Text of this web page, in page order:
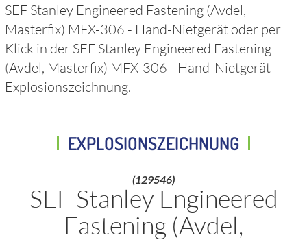
SEF Stanley Engineered Fastening (Avdel,
Masterfix) MFX-306 - Hand-Nietgerät oder per
Klick in der SEF Stanley Engineered Fastening
(Avdel, Masterfix) MFX-306 - Hand-Nietgerät
Explosionszeichnung.
EXPLOSIONSZEICHNUNG
(129546)
SEF Stanley Engineered
Fastening (Avdel,